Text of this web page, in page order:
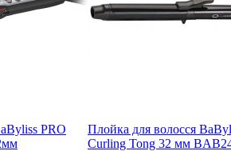
PRO
Плойка для волосся
Curling Tong 32 мм